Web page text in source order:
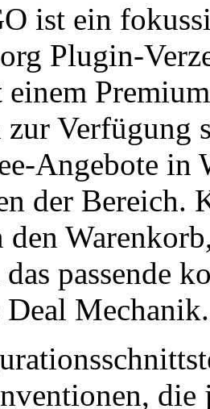
ist ein
Plugin-
Verfügung
Angebote in
der Bereich.
den
passende
Deal